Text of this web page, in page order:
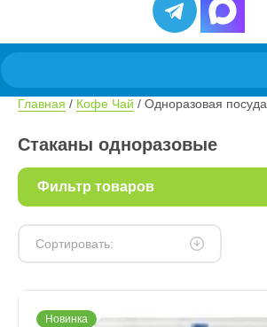
Главная / Кофе Чай / Одноразовая посуда
Стаканы одноразовые
Фильтр товаров
Сортировать:
Новинка